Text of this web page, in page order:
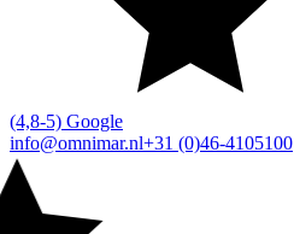
(4,8-5) Google
info@omnimar.nl+31 (0)46-4105100